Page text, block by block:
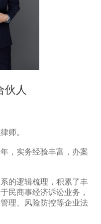
伙人
师。
，实务经验丰富，办案
的逻辑梳理，积累了丰
民商事经济诉讼业务，
理、风险防控等企业法